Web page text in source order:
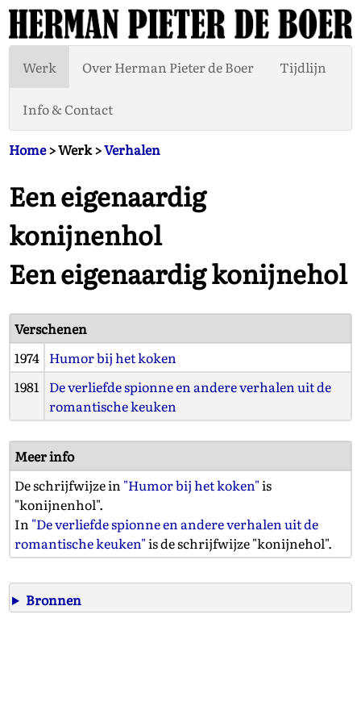
Werk Over Herman Pieter de Boer Tijdlijn
Info & Contact
Home> Werk >Verhalen
Een eigenaardig
konijnenhol
Een eigenaardig konijnehol
Verschenen
1974 Humor bij het koken
1981 De verliefde spionne en andere verhalen uit de
romantische keuken
Meer info
De schrijfwijze in "Humor bij het koken"is
"konijnenhol".
In "De verliefde spionne en andere verhalen uit de
romantische keuken"is de schrijfwijze "konijnehol".
Bronnen